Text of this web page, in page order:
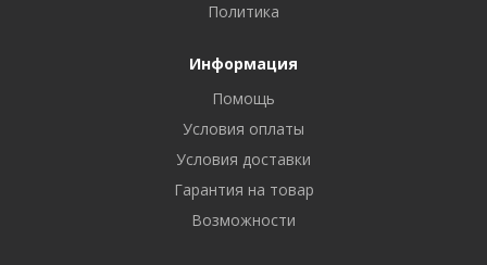
Политика
Информация
Помощь
Условия оплаты
Условия доставки
Гарантия на товар
Возможности